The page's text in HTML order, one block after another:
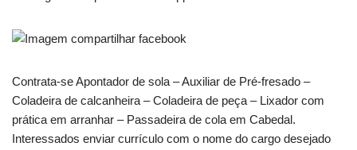
Contrata-se Apontador de sola – Auxiliar de Pré-fresado –
Coladeira de calcanheira – Coladeira de peça – Lixador com
prática em arranhar – Passadeira de cola em Cabedal.
Interessados enviar currículo com o nome do cargo desejado